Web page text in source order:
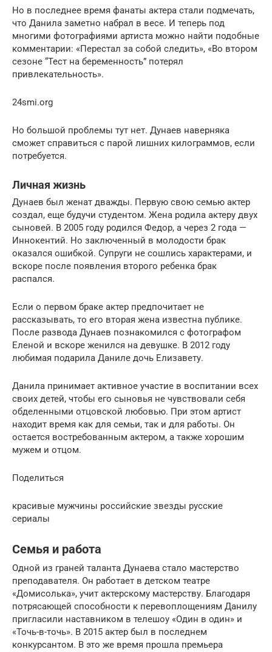
Но в последнее время фанаты актера стали подмечать,
что Данила заметно набрал в весе. И теперь под
многими фотографиями артиста можно найти подобные
комментарии: «Перестал за собой следить», «Во втором
сезоне “Тест на беременность” потерял
привлекательность».
24smi.org
Но большой проблемы тут нет. Дунаев наверняка
сможет справиться с парой лишних килограммов, если
потребуется.
Личная жизнь
Дунаев был женат дважды. Первую свою семью актер
создал, еще будучи студентом. Жена родила актеру двух
сыновей. В 2005 году родился Федор, а через 2 года —
Иннокентий. Но заключенный в молодости брак
оказался ошибкой. Супруги не сошлись характерами, и
вскоре после появления второго ребенка брак
распался.
Если о первом браке актер предпочитает не
рассказывать, то его вторая жена известна публике.
После развода Дунаев познакомился с фотографом
Еленой и вскоре женился на девушке. В 2012 году
любимая подарила Даниле дочь Елизавету.
Данила принимает активное участие в воспитании всех
своих детей, чтобы его сыновья не чувствовали себя
обделенными отцовской любовью. При этом артист
находит время как для семьи, так и для работы. Он
остается востребованным актером, а также хорошим
мужем и отцом.
Поделиться
красивые мужчины российские звезды русские
сериалы
Семья и работа
Одной из граней таланта Дунаева стало мастерство
преподавателя. Он работает в детском театре
«Домисолька», учит актерскому мастерству. Благодаря
потрясающей способности к перевоплощениям Данилу
пригласили наставником в телешоу «Один в один» и
«Точь-в-точь». В 2015 актер был в последнем
конкурсантом. В это же время прошла премьера